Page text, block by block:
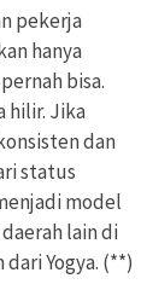
pekerja
hanya
bisa.
hilir. Jika
dan
status
model
lain di
Yogya. (**)